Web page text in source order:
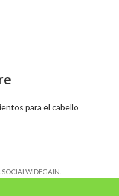
para el cabello
. SOCIALWIDEGAIN.